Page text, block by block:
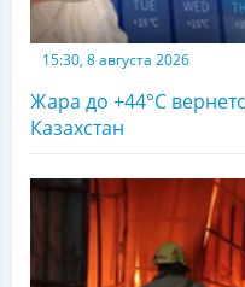
15:30, 8 августа 2026
Жара до +44°С
Казахстан